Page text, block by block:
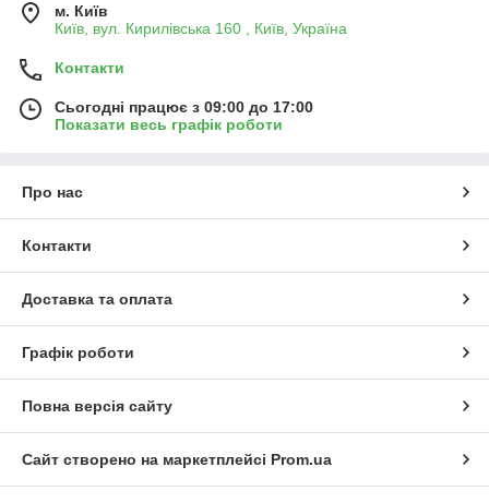
м. Київ
Київ, вул. Кирилівська 160 , Київ, Україна
Контакти
Сьогодні працює з 09:00 до 17:00
Показати весь графік роботи
Про нас
Контакти
Доставка та оплата
Графік роботи
Повна версія сайту
Сайт створено на маркетплейсі Prom.ua